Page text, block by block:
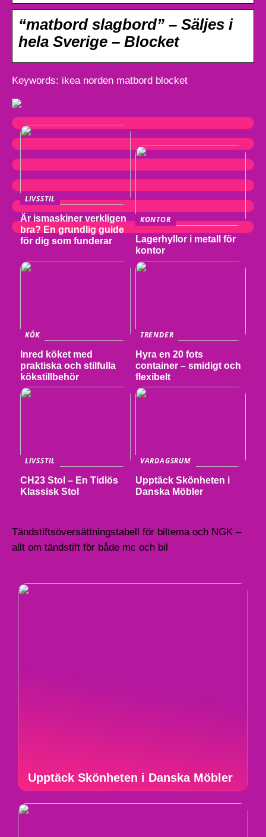
“matbord slagbord” – Säljes i
hela Sverige – Blocket
Keywords: ikea norden matbord blocket
LIVSSTIL
Är ismaskiner verkligen
bra? En grundlig guide
för dig som funderar
KONTOR
Lagerhyllor i metall för
kontor
KÖK
Inred köket med
praktiska och stilfulla
kökstillbehör
TRENDER
Hyra en 20 fots
container – smidigt och
flexibelt
LIVSSTIL
CH23 Stol – En Tidlös
Klassisk Stol
VARDAGSRUM
Upptäck Skönheten i
Danska Möbler
Tändstiftsöversättningstabell för biltema och NGK –
allt om tändstift för både mc och bil
Upptäck Skönheten i Danska Möbler